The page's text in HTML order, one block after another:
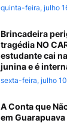
quinta-feira, julho
Brincadeira
tragédia NO
estudante cai
junina e é
sexta-feira, julho
A Conta que
em